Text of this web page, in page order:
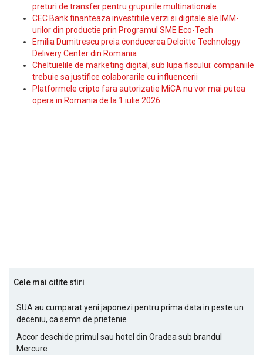
preturi de transfer pentru grupurile multinationale
CEC Bank finanteaza investitiile verzi si digitale ale IMM-
urilor din productie prin Programul SME Eco-Tech
Emilia Dumitrescu preia conducerea Deloitte Technology
Delivery Center din Romania
Cheltuielile de marketing digital, sub lupa fiscului: companiile
trebuie sa justifice colaborarile cu influencerii
Platformele cripto fara autorizatie MiCA nu vor mai putea
opera in Romania de la 1 iulie 2026
Cele mai citite stiri
SUA au cumparat yeni japonezi pentru prima data in peste un
deceniu, ca semn de prietenie
Accor deschide primul sau hotel din Oradea sub brandul
Mercure